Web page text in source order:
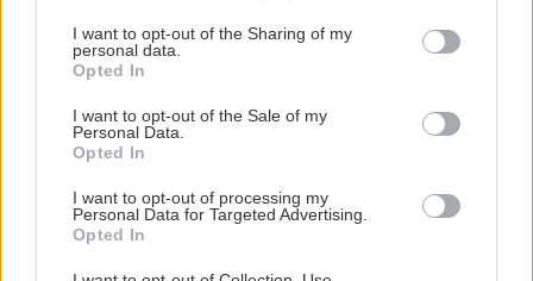
not limited to your visit or usage behaviour. You may click to
grant or deny consent to Google and its third-party tags to
use your data for below specified purposes in below Google
consent section.
I want to opt-out of the Sharing of my
personal data.
Opted In
I want to opt-out of the Sale of my
Personal Data.
Opted In
I want to opt-out of processing my
Personal Data for Targeted Advertising.
Opted In